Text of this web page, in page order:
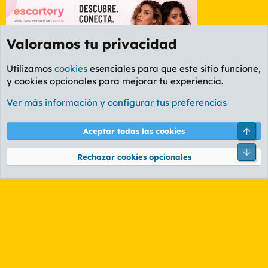
Foro General
Cookies
PL OLDSTYLE AMARILLO
Términos y reglas Política de privacidad Ayuda
Community platform by XenForo® © 2010-2026 XenForo Ltd.
Valoramos tu privacidad
Utilizamos cookies esenciales para que este sitio funcione,
y cookies opcionales para mejorar tu experiencia.
Ver más información y configurar tus preferencias
Aceptar todas las cookies
Rechazar cookies opcionales
Pie